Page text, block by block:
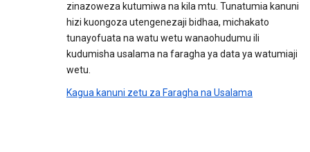
zinazoweza kutumiwa na kila mtu. Tunatumia kanuni
hizi kuongoza utengenezaji bidhaa, michakato
tunayofuata na watu wetu wanaohudumu ili
kudumisha usalama na faragha ya data ya watumiaji
wetu.
Kagua kanuni zetu za Faragha na Usalama